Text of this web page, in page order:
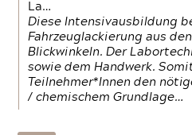
La…
Diese Intensivausbildung
Fahrzeuglackierung aus
Blickwinkeln. Der
sowie dem Handwerk.
Teilnehmer*Innen den
/ chemischem Grundlage…